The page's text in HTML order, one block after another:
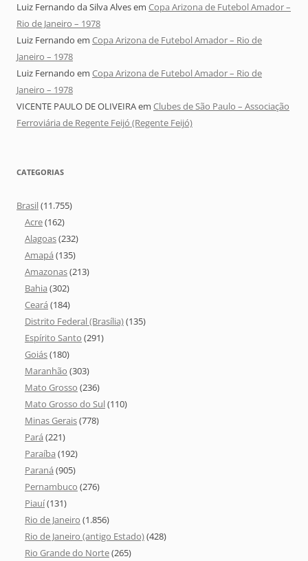
Luiz Fernando da Silva Alvesem Copa Arizona de Futebol Amador –
Rio de Janeiro – 1978
Luiz Fernando em Copa Arizona de Futebol Amador – Rio de
Janeiro – 1978
Luiz Fernando em Copa Arizona de Futebol Amador – Rio de
Janeiro – 1978
VICENTE PAULO DE OLIVEIRAem Clubes de São Paulo – Associação
Ferroviária de Regente Feijó (Regente Feijó)
CATEGORIAS
Brasil(11.755)
Acre(162)
Alagoas(232)
Amapá (135)
Amazonas(213)
Bahia (302)
Ceará (184)
Distrito Federal (Brasília)(135)
Espírito Santo (291)
Goiás(180)
Maranhão (303)
Mato Grosso (236)
Mato Grosso do Sul(110)
Minas Gerais(778)
Pará (221)
Paraíba (192)
Paraná (905)
Pernambuco (276)
Piauí(131)
Rio de Janeiro (1.856)
Rio de Janeiro (antigo Estado)(428)
Rio Grande do Norte(265)